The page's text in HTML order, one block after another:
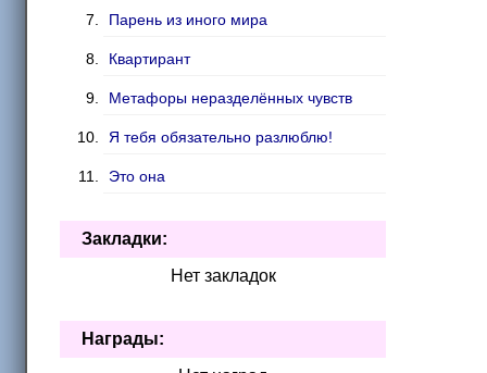
Парень из иного мира
Квартирант
Метафоры неразделённых чувств
Я тебя обязательно разлюблю!
Это она
Не меняй настоящее
Загадай желание
Закладки:
Нет закладок
Награды: